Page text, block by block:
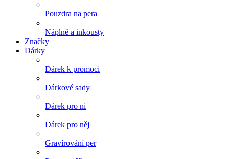
Pouzdra na pera
Náplně a inkousty
Značky
Dárky
Dárek k promoci
Dárkové sady
Dárek pro ni
Dárek pro něj
Gravírování per